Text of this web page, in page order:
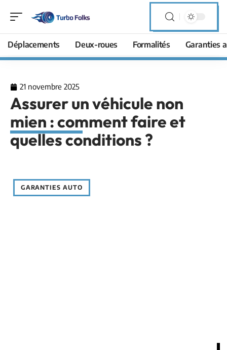
Déplacements Deux-roues Formalités Garanties
21 novembre 2025
Assurer un véhicule non
mien : comment faire et
quelles conditions ?
GARANTIES AUTO